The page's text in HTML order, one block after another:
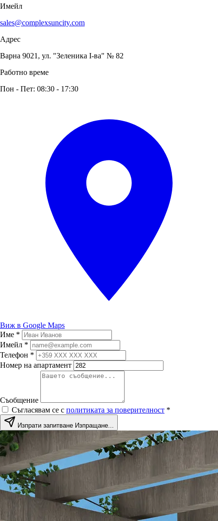
Имейл
sales@complexsuncity.com
Адрес
Варна 9021, ул. "Зеленика I-ва" № 82
Работно време
Пон - Пет: 08:30 - 17:30
Виж в Google Maps
Име *
Имейл *
Телефон *
Номер на апартамент
Съобщение
Съгласявам се с политиката за поверителност *
Изпрати запитване Изпращане...